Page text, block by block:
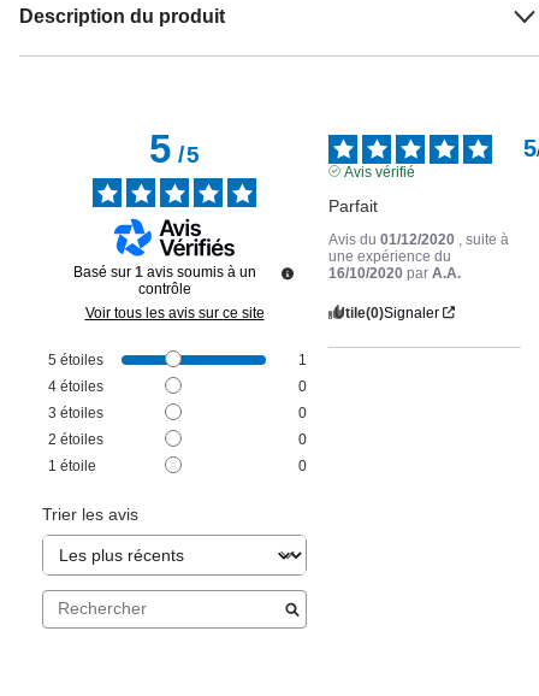
Description du produit
5/5
Basé sur 1 avis soumis à un
contrôle
Voir tous les avis sur ce site
5 étoiles
1
4 étoiles
0
3 étoiles
0
2 étoiles
0
1 étoile 0
Trier les avis
5
Avis vérifié
Parfait
Avis du01/12/2020
, suite à
une expérience du
16/10/2020 parA.A.
Utile(0)Signaler